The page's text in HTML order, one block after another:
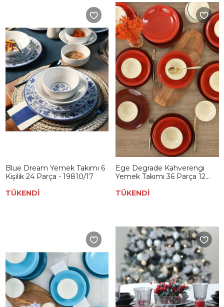
Blue Dream Yemek Takımı 6
Kişilik 24 Parça - 19810/17
TÜKENDİ
Ege Degrade Kahverengi
Yemek Takımı 36 Parça 12
TÜKENDİ